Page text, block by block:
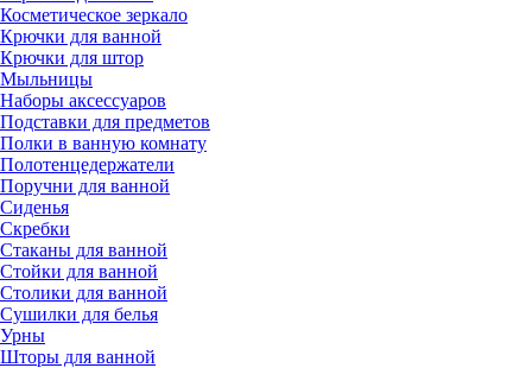
Косметическое зеркало
Крючки для ванной
Крючки для штор
Мыльницы
Наборы аксессуаров
Подставки для предметов
Полки в ванную комнату
Полотенцедержатели
Поручни для ванной
Сиденья
Скребки
Стаканы для ванной
Стойки для ванной
Столики для ванной
Сушилки для белья
Урны
Шторы для ванной